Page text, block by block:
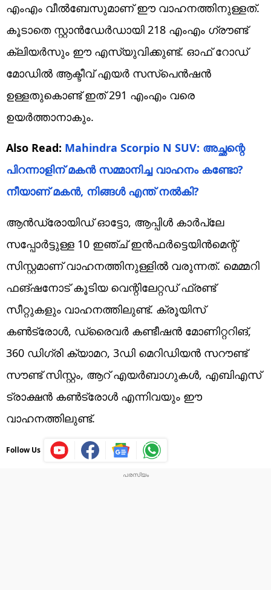
എംഎം വീല്‍ബേസുമാണ് ഈ വാഹനത്തിനുള്ളത്.
കൂടാതെ സ്റ്റാന്‍ഡേര്‍ഡായി 218 എംഎം ഗ്രൗണ്ട്
ക്ലിയര്‍സും ഈ എസ്‌യുവിക്കുണ്ട്. ഓഫ് റോഡ്
മോഡില്‍ ആക്ടീവ് എയര്‍ സസ്‌പെന്‍ഷന്‍
ഉള്ളതുകൊണ്ട് ഇത് 291 എംഎം വരെ
ഉയര്‍ത്താനാകും.
Also Read: Mahindra Scorpio N SUV: അച്ഛന്റെ
പിറന്നാളിന് മകന്‍ സമ്മാനിച്ച വാഹനം കണ്ടോ?
നീയാണ് മകന്‍, നിങ്ങള്‍ എന്ത് നല്‍കി?
ആന്‍ഡ്രോയിഡ് ഓട്ടോ, ആപ്പിള്‍ കാര്‍പ്ലേ
സപ്പോര്‍ട്ടുള്ള 10 ഇഞ്ച് ഇന്‍ഫര്‍ട്ടെയിന്‍മെന്റ്
സിസ്റ്റമാണ് വാഹനത്തിനുള്ളില്‍ വരുന്നത്. മെമ്മറി
ഫങ്ഷനോട് കൂടിയ വെന്റിലേറ്റഡ് ഫ്രണ്ട്
സീറ്റുകളും വാഹനത്തിലുണ്ട്. ക്രൂയിസ്
കണ്‍ട്രോള്‍, ഡ്രൈവര്‍ കണ്ടീഷന്‍ മോണിറ്ററിങ്,
360 ഡിഗ്രി ക്യാമറ, 3ഡി മെറിഡിയന്‍ സറൗണ്ട്
സൗണ്ട് സിസ്റ്റം, ആറ് എയര്‍ബാഗുകള്‍, എബിഎസ്
ട്രാക്ഷന്‍ കണ്‍ട്രോള്‍ എന്നിവയും ഈ
വാഹനത്തിലുണ്ട്.
Follow Us